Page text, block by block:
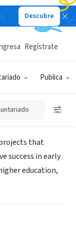
Descubre
Publica
Regístrate
that
success in early
education,